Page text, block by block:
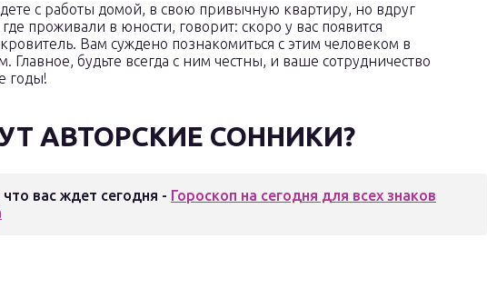
с работы домой, в свою привычную квартиру, но вдруг
проживали в юности, говорит: скоро у вас появится
Вам суждено познакомиться с этим человеком в
будьте всегда с ним честны, и ваше сотрудничество
годы!
АВТОРСКИЕ СОННИКИ?
что вас ждет сегодня - Гороскоп на сегодня для всех знаков